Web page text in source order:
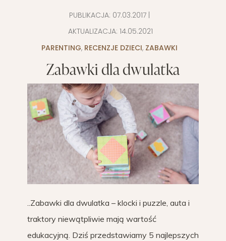
PUBLIKACJA: 07.03.2017|
AKTUALIZACJA: 14.05.2021
PARENTING, RECENZJE DZIECI, ZABAWKI
Zabawki dla dwulatka
..Zabawki dla dwulatka – klocki i puzzle, auta i
traktory niewątpliwie mają wartość
edukacyjną. Dziś przedstawiamy 5 najlepszych